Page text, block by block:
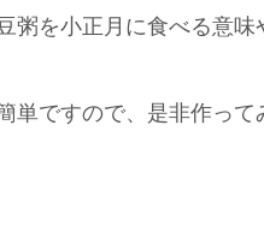
粥を小正月に食べる意
単ですので、是非作って